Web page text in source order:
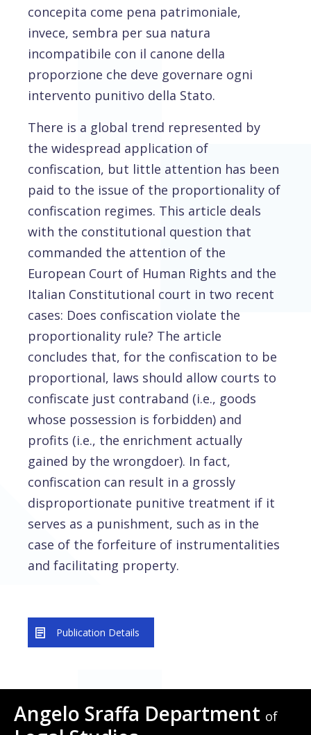
concepita come pena patrimoniale,
invece, sembra per sua natura
incompatibile con il canone della
proporzione che deve governare ogni
intervento punitivo della Stato.
There is a global trend represented by
the widespread application of
confiscation, but little attention has been
paid to the issue of the proportionality of
confiscation regimes. This article deals
with the constitutional question that
commanded the attention of the
European Court of Human Rights and the
Italian Constitutional court in two recent
cases: Does confiscation violate the
proportionality rule? The article
concludes that, for the confiscation to be
proportional, laws should allow courts to
confiscate just contraband (i.e., goods
whose possession is forbidden) and
profits (i.e., the enrichment actually
gained by the wrongdoer). In fact,
confiscation can result in a grossly
disproportionate punitive treatment if it
serves as a punishment, such as in the
case of the forfeiture of instrumentalities
and facilitating property.
Publication Details
Angelo Sraffa Department of